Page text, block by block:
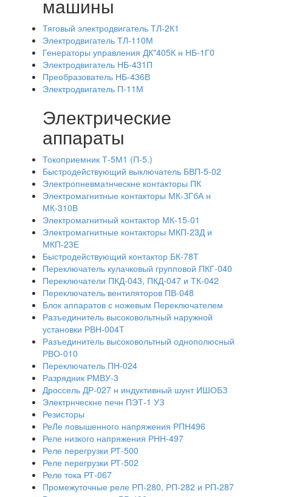
машины
Тяговый электродвигатель ТЛ-2К1
Электродвигатель ТЛ-110М
Генераторы управления ДК"405К н НБ-1Г0
Электродвигатель НБ-431П
Преобразователь НБ-436В
Электродвигатель П-11М
Электрические
аппараты
Токоприемник Т-5М1 (П-5.)
Быстродействующий выключатель БВП-5-02
Электропневматнческне контакторы ПК
Электромагнитные контакторы МК-ЗГбА н
МК-310В
Электромагнитный контактор МК-15-01
Электромагнитные контакторы МКП-23Д и
МКП-23Е
Быстродействующий контактор БК-78Т
Переключатель кулачковый групповой ПКГ-040
Переключатели ПКД-043, ПКД-047 и ТК-042
Переключатель вентиляторов ПВ-048
Блок аппаратов с ножевым Переключателем
Разъединитель высоковольтный наружной
установки РВН-004Т
Разъединитель высоковольтный однополюсный
РВО-010
Переключатель ПН-024
Разрядник РМВУ-3
Дроссель ДР-027 н индуктивный шунт ИШОБЗ
Электрнческне печн ПЭТ-1 УЗ
Резисторы
РеЛе повышенного напряжения РПН496
Реле низкого напряжения РНН-497
Реле перегрузки РТ-500
Реле перегрузки РТ-502
Реле тока РТ-067
Промежуточные реле РП-280, РП-282 и РП-287